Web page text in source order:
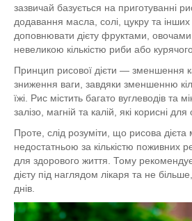
зазвичай базується на приготуванні
додавання масла, солі, цукру та
доповнювати дієту фруктами,
невеликою кількістю риби або
Принцип рисової дієти — зменшення
зниження ваги, завдяки зменшенню
їжі. Рис містить багато вуглеводів та
залізо, магній та калій, які корисні для
Проте, слід розуміти, що рисова дієта
недостатньою за кількістю поживних
для здорового життя. Тому
дієту під наглядом лікаря та не
днів.